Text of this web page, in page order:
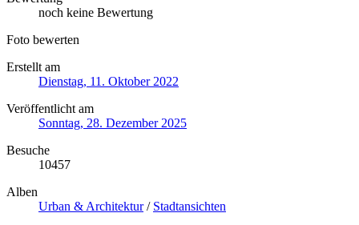
noch keine Bewertung
Foto bewerten
Erstellt am
Dienstag, 11. Oktober 2022
Veröffentlicht am
Sonntag, 28. Dezember 2025
Besuche
10457
Alben
Urban & Architektur/ Stadtansichten